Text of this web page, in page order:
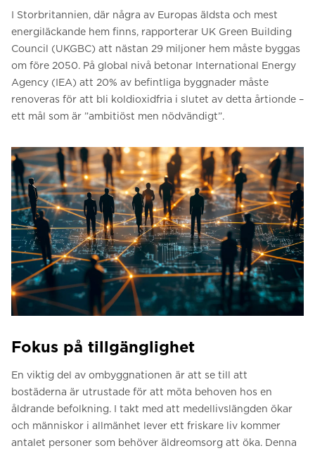
I Storbritannien, där några av Europas äldsta och mest
energiläckande hem finns, rapporterar UK Green Building
Council (UKGBC) att nästan 29 miljoner hem måste byggas
om före 2050. På global nivå betonar International Energy
Agency (IEA) att 20% av befintliga byggnader måste
renoveras för att bli koldioxidfria i slutet av detta årtionde –
ett mål som är ”ambitiöst men nödvändigt”.
Fokus på tillgänglighet
En viktig del av ombyggnationen är att se till att
bostäderna är utrustade för att möta behoven hos en
åldrande befolkning. I takt med att medellivslängden ökar
och människor i allmänhet lever ett friskare liv kommer
antalet personer som behöver äldreomsorg att öka. Denna